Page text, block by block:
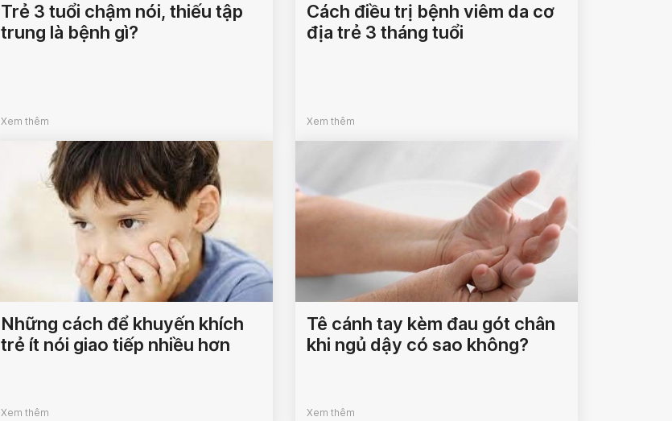
Trẻ 3 tuổi chậm nói, thiếu tập
trung là bệnh gì?
Xem thêm
Cách điều trị bệnh viêm da cơ
địa trẻ 3 tháng tuổi
Xem thêm
Những cách để khuyến khích
trẻ ít nói giao tiếp nhiều hơn
Xem thêm
Tê cánh tay kèm đau gót chân
khi ngủ dậy có sao không?
Xem thêm